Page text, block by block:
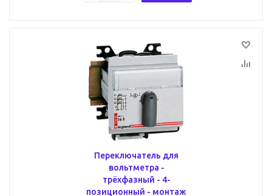
Переключатель для
вольтметра -
трёхфазный - 4-
позиционный - монтаж